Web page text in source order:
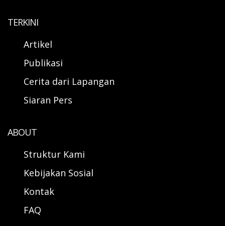
TERKINI
Artikel
Publikasi
Cerita dari Lapangan
Siaran Pers
ABOUT
Struktur Kami
Kebijakan Sosial
Kontak
FAQ